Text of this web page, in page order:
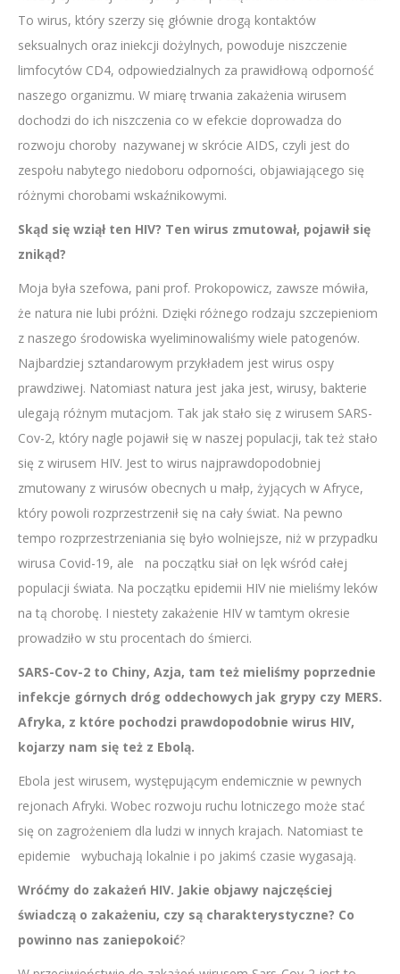
To wirus, który szerzy się głównie drogą kontaktów
seksualnych oraz iniekcji dożylnych, powoduje niszczenie
limfocytów CD4, odpowiedzialnych za prawidłową odporność
naszego organizmu. W miarę trwania zakażenia wirusem
dochodzi do ich niszczenia co w efekcie doprowadza do
rozwoju choroby nazywanej w skrócie AIDS, czyli jest do
zespołu nabytego niedoboru odporności, objawiającego się
różnymi chorobami wskaźnikowymi.
Skąd się wziął ten HIV? Ten wirus zmutował, pojawił się
znikąd?
Moja była szefowa, pani prof. Prokopowicz, zawsze mówiła,
że natura nie lubi próżni. Dzięki różnego rodzaju szczepieniom
z naszego środowiska wyeliminowaliśmy wiele patogenów.
Najbardziej sztandarowym przykładem jest wirus ospy
prawdziwej. Natomiast natura jest jaka jest, wirusy, bakterie
ulegają różnym mutacjom. Tak jak stało się z wirusem SARS-
Cov-2, który nagle pojawił się w naszej populacji, tak też stało
się z wirusem HIV. Jest to wirus najprawdopodobniej
zmutowany z wirusów obecnych u małp, żyjących w Afryce,
który powoli rozprzestrzenił się na cały świat. Na pewno
tempo rozprzestrzeniania się było wolniejsze, niż w przypadku
wirusa Covid-19, ale na początku siał on lęk wśród całej
populacji świata. Na początku epidemii HIV nie mieliśmy leków
na tą chorobę. I niestety zakażenie HIV w tamtym okresie
prowadziło w stu procentach do śmierci.
SARS-Cov-2 to Chiny, Azja, tam też mieliśmy poprzednie
infekcje górnych dróg oddechowych jak grypy czy MERS.
Afryka, z które pochodzi prawdopodobnie wirus HIV,
kojarzy nam się też z Ebolą.
Ebola jest wirusem, występującym endemicznie w pewnych
rejonach Afryki. Wobec rozwoju ruchu lotniczego może stać
się on zagrożeniem dla ludzi w innych krajach. Natomiast te
epidemie wybuchają lokalnie i po jakimś czasie wygasają.
Wróćmy do zakażeń HIV. Jakie objawy najczęściej
świadczą o zakażeniu, czy są charakterystyczne? Co
powinno nas zaniepokoić?